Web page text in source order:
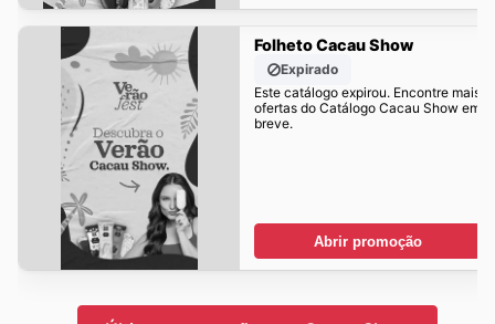
Folheto Cacau Show
Expirado
Este catálogo expirou. Encontre mais
ofertas do Catálogo Cacau Show em
breve.
Abrir promoção